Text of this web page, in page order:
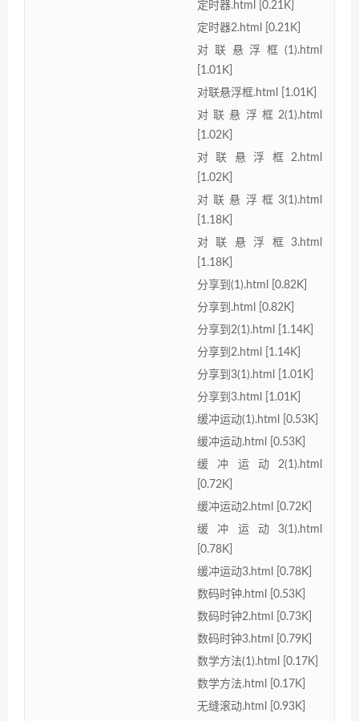
定时器.html [0.21K]
定时器2.html [0.21K]
对联悬浮框(1).html
[1.01K]
对联悬浮框.html [1.01K]
对联悬浮框2(1).html
[1.02K]
对联悬浮框2.html
[1.02K]
对联悬浮框3(1).html
[1.18K]
对联悬浮框3.html
[1.18K]
分享到(1).html [0.82K]
分享到.html [0.82K]
分享到2(1).html [1.14K]
分享到2.html [1.14K]
分享到3(1).html [1.01K]
分享到3.html [1.01K]
缓冲运动(1).html [0.53K]
缓冲运动.html [0.53K]
缓冲运动2(1).html
[0.72K]
缓冲运动2.html [0.72K]
缓冲运动3(1).html
[0.78K]
缓冲运动3.html [0.78K]
数码时钟.html [0.53K]
数码时钟2.html [0.73K]
数码时钟3.html [0.79K]
数学方法(1).html [0.17K]
数学方法.html [0.17K]
无缝滚动.html [0.93K]